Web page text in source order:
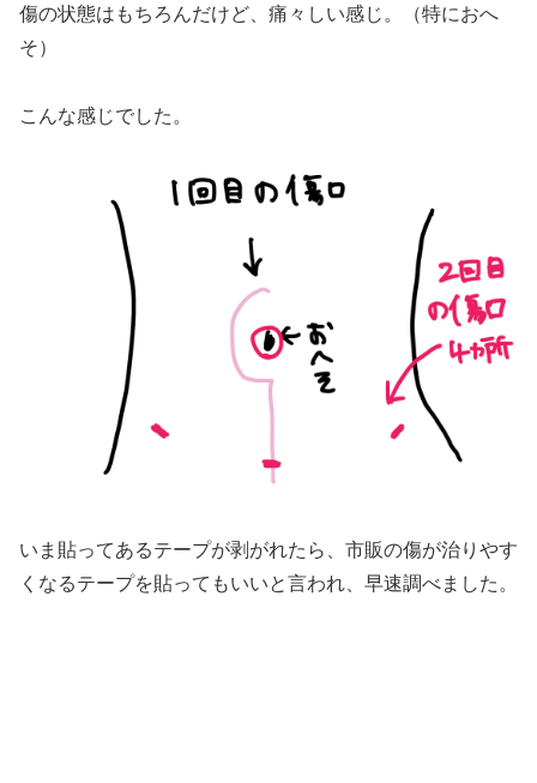
傷の状態はもちろんだけど、痛々しい感じ。（特におへ
そ）
こんな感じでした。
いま貼ってあるテープが剥がれたら、市販の傷が治りやす
くなるテープを貼ってもいいと言われ、早速調べました。